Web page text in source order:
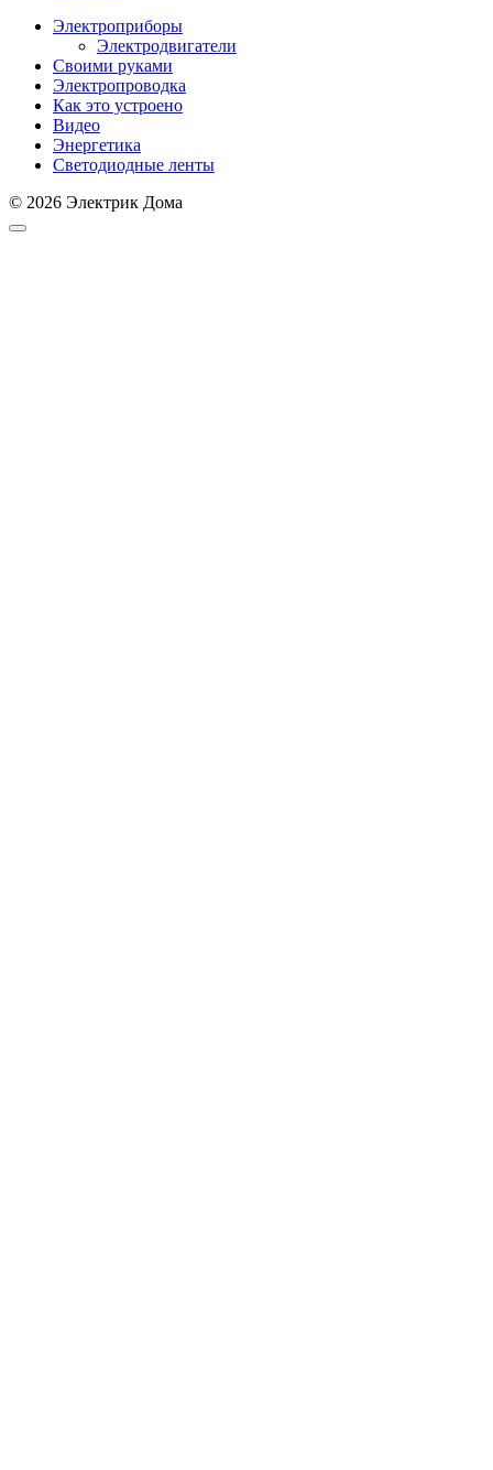
Электроприборы
Электродвигатели
Своими руками
Электропроводка
Как это устроено
Видео
Энергетика
Светодиодные ленты
© 2026 Электрик Дома